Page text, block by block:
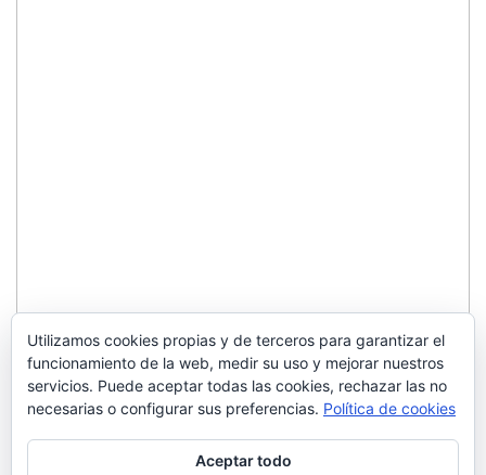
Utilizamos cookies propias y de terceros para garantizar el
funcionamiento de la web, medir su uso y mejorar nuestros
servicios. Puede aceptar todas las cookies, rechazar las no
necesarias o configurar sus preferencias. Política de cookies
Aceptar todo